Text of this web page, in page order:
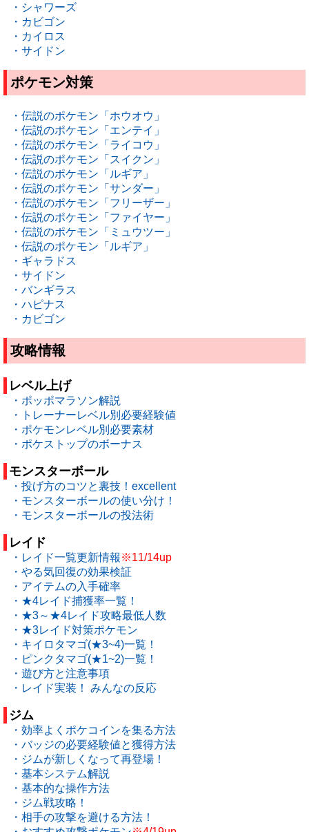
・シャワーズ
・カビゴン
・カイロス
・サイドン
ポケモン対策
・伝説のポケモン「ホウオウ」
・伝説のポケモン「エンテイ」
・伝説のポケモン「ライコウ」
・伝説のポケモン「スイクン」
・伝説のポケモン「ルギア」
・伝説のポケモン「サンダー」
・伝説のポケモン「フリーザー」
・伝説のポケモン「ファイヤー」
・伝説のポケモン「ミュウツー」
・伝説のポケモン「ルギア」
・ギャラドス
・サイドン
・バンギラス
・ハピナス
・カビゴン
攻略情報
レベル上げ
・ポッポマラソン解説
・トレーナーレベル別必要経験値
・ポケモンレベル別必要素材
・ポケストップのボーナス
モンスターボール
・投げ方のコツと裏技！excellent
・モンスターボールの使い分け！
・モンスターボールの投法術
レイド
・レイド一覧更新情報 ※11/14up
・やる気回復の効果検証
・アイテムの入手確率
・★4レイド捕獲率一覧！
・★3～★4レイド攻略最低人数
・★3レイド対策ポケモン
・キイロタマゴ(★3~4)一覧！
・ピンクタマゴ(★1~2)一覧！
・遊び方と注意事項
・レイド実装！ みんなの反応
ジム
・効率よくポケコインを集る方法
・バッジの必要経験値と獲得方法
・ジムが新しくなって再登場！
・基本システム解説
・基本的な操作方法
・ジム戦攻略！
・相手の攻撃を避ける方法！